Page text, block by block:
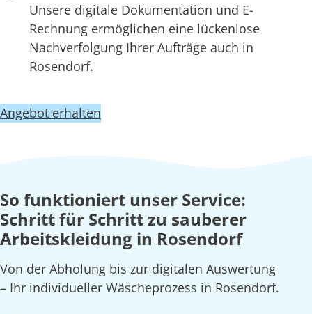
Unsere digitale Dokumentation und E-
Rechnung ermöglichen eine lückenlose
Nachverfolgung Ihrer Aufträge auch in
Rosendorf.
Angebot erhalten
So funktioniert unser Service:
Schritt für Schritt zu sauberer
Arbeitskleidung in Rosendorf
Von der Abholung bis zur digitalen Auswertung
– Ihr individueller Wäscheprozess in Rosendorf.